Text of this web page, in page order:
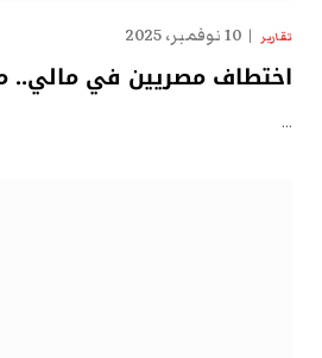
تقارير 10 نوفمبر، 2025
اختطاف مصريين في مالي..
…